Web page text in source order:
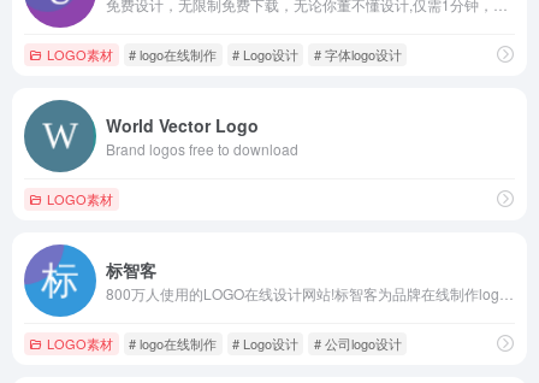
LOGO素材 # logo在线制作 # Logo设计 # 字体logo设计
World Vector Logo
Brand logos free to download
LOGO素材
标智客
LOGO素材 # logo在线制作 # Logo设计 # 公司logo设计